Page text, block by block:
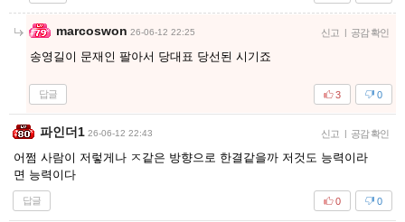
marcoswon 26-06-12 22:25 신고 공감 확인
송영길이 문재인 팔아서 당대표 당선된 시기죠
답글 0
3
파인더1 26-06-12 22:43 신고 공감 확인
어쩜 사람이 저렇게나 ㅈ같은 방향으로 한결같을까 저것도 능력이라
면 능력이다
답글 0
0